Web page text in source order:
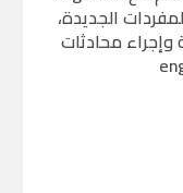
الجديدة،
محادثات